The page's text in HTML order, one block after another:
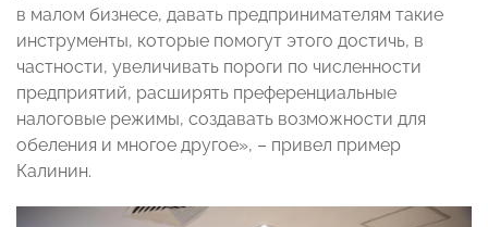
в малом бизнесе, давать предпринимателям такие
инструменты, которые помогут этого достичь, в
частности, увеличивать пороги по численности
предприятий, расширять преференциальные
налоговые режимы, создавать возможности для
обеления и многое другое», – привел пример
Калинин.